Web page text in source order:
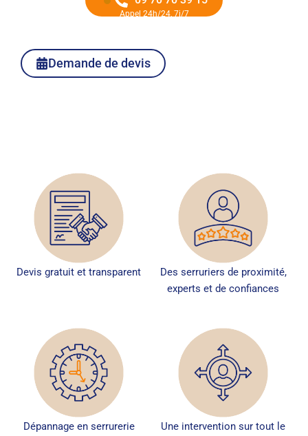
Appel 24h/24, 7j/7
Demande de devis
Devis gratuit et transparent
Des serruriers de proximité,
experts et de confiances
Dépannage en serrurerie
Une intervention sur tout le